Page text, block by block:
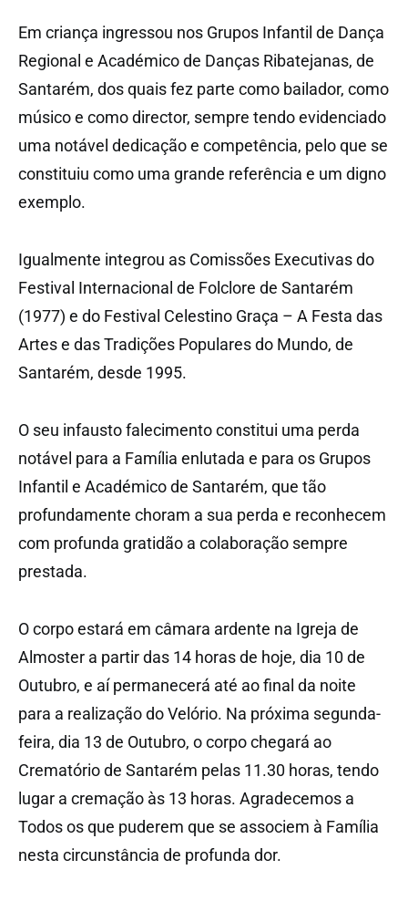
Em criança ingressou nos Grupos Infantil de Dança
Regional e Académico de Danças Ribatejanas, de
Santarém, dos quais fez parte como bailador, como
músico e como director, sempre tendo evidenciado
uma notável dedicação e competência, pelo que se
constituiu como uma grande referência e um digno
exemplo.
Igualmente integrou as Comissões Executivas do
Festival Internacional de Folclore de Santarém
(1977) e do Festival Celestino Graça – A Festa das
Artes e das Tradições Populares do Mundo, de
Santarém, desde 1995.
O seu infausto falecimento constitui uma perda
notável para a Família enlutada e para os Grupos
Infantil e Académico de Santarém, que tão
profundamente choram a sua perda e reconhecem
com profunda gratidão a colaboração sempre
prestada.
O corpo estará em câmara ardente na Igreja de
Almoster a partir das 14 horas de hoje, dia 10 de
Outubro, e aí permanecerá até ao final da noite
para a realização do Velório. Na próxima segunda-
feira, dia 13 de Outubro, o corpo chegará ao
Crematório de Santarém pelas 11.30 horas, tendo
lugar a cremação às 13 horas. Agradecemos a
Todos os que puderem que se associem à Família
nesta circunstância de profunda dor.